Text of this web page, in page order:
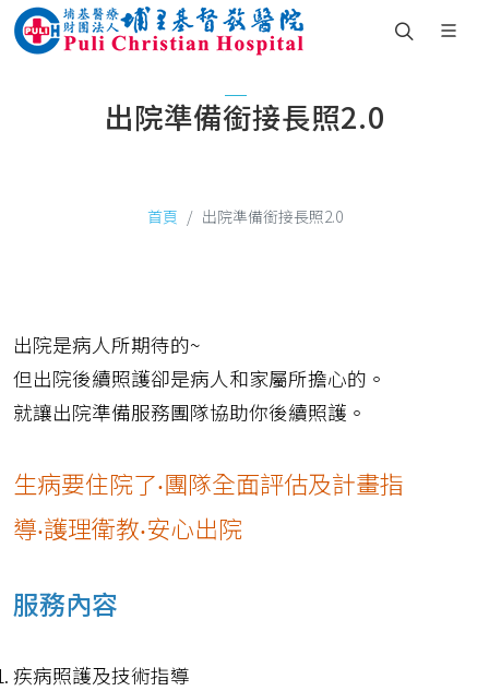
出院準備銜接長照2.0
首頁 出院準備銜接長照2.0
出院是病人所期待的~
但出院後續照護卻是病人和家屬所擔心的。
就讓出院準備服務團隊協助你後續照護。
生病要住院了‧團隊全面評估及計畫指
導‧護理衛教‧安心出院
服務內容
疾病照護及技術指導